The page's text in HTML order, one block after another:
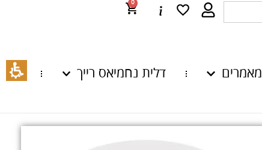
0
מאמרים
דלית נחמיאס רייך